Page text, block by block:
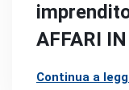
AFFARI
Continua a